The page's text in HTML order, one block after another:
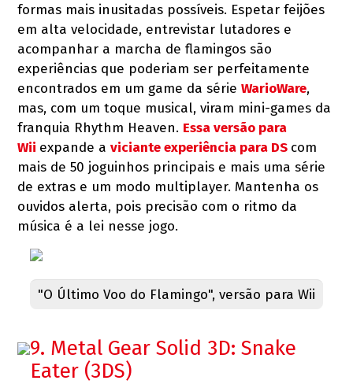
formas mais inusitadas possíveis. Espetar feijões
em alta velocidade, entrevistar lutadores e
acompanhar a marcha de flamingos são
experiências que poderiam ser perfeitamente
encontrados em um game da sérieWarioWare,
mas, com um toque musical, viram mini-games da
franquia Rhythm Heaven. Essa versão para
Wii expande aviciante experiência para DS com
mais de 50 joguinhos principais e mais uma série
de extras e um modo multiplayer. Mantenha os
ouvidos alerta, pois precisão com o ritmo da
música é a lei nesse jogo.
"O Último Voo do Flamingo", versão para Wii
9. Metal Gear Solid 3D: Snake
Eater (3DS)